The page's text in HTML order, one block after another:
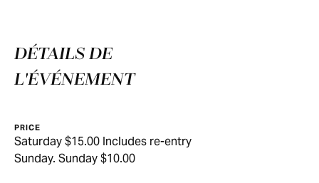
DÉTAILS DE
L'ÉVÉNEMENT
PRICE
Saturday $15.00 Includes re-entry
Sunday. Sunday $10.00